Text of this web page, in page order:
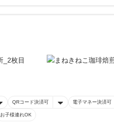
QRコード決済可 電子マネー決済可
お子様連れOK